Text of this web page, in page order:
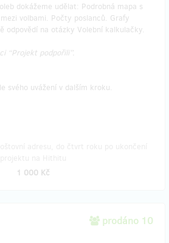
dokážeme udělat: Podrobná mapa s
volbami. Počty poslanců. Grafy
odpovědí na otázky Volební kalkulačky.
“Projekt podpořili”.
svého uvážení v dalším kroku.
1 000 Kč
prodáno 10